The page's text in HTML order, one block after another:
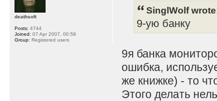
SinglWolf
9-ую банку
9я банка
ошибка,
же книжке) - то
Этого делать
deathsoft
Posts: 4744
Joined: 07 Apr 2007, 00:58
Group: Registered users